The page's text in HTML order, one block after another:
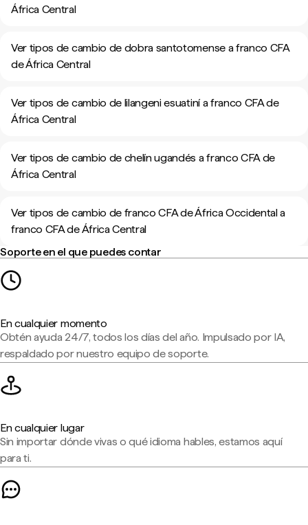
África Central
Ver tipos de cambio de dobra santotomense a franco CFA
de África Central
Ver tipos de cambio de lilangeni esuatiní a franco CFA de
África Central
Ver tipos de cambio de chelín ugandés a franco CFA de
África Central
Ver tipos de cambio de franco CFA de África Occidental a
franco CFA de África Central
Soporte en el que puedes contar
En cualquier momento
Obtén ayuda 24/7, todos los días del año. Impulsado por IA,
respaldado por nuestro equipo de soporte.
En cualquier lugar
Sin importar dónde vivas o qué idioma hables, estamos aquí
para ti.